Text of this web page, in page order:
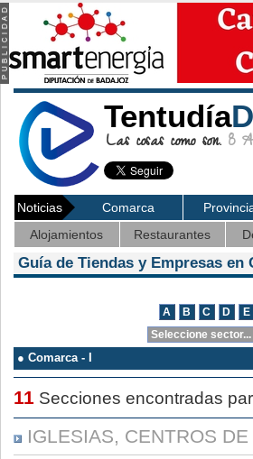
Tentudía
Las cosas como son. 8
Noticias Comarca
Alojamientos
Restaurantes
Guía de Tiendas y Empresas en
● Comarca - I
11 Secciones encontradas
IGLESIAS, CENTROS DE